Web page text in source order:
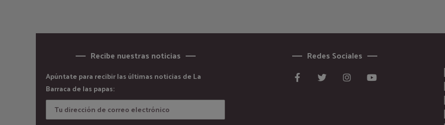
Recibe nuestras noticias
Apúntate para recibir las últimas noticias de La
Barraca de las papas:
Redes Sociales